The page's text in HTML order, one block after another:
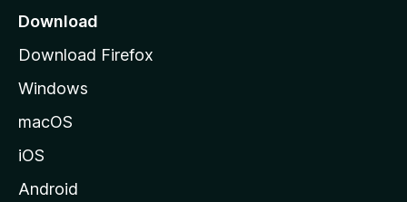
Download
Download Firefox
Windows
macOS
iOS
Android